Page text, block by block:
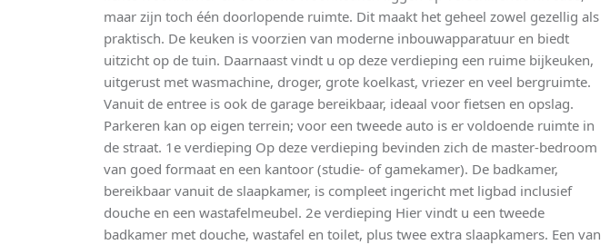
maar zijn toch één doorlopende ruimte. Dit maakt het geheel zowel gezellig als
praktisch. De keuken is voorzien van moderne inbouwapparatuur en biedt
uitzicht op de tuin. Daarnaast vindt u op deze verdieping een ruime bijkeuken,
uitgerust met wasmachine, droger, grote koelkast, vriezer en veel bergruimte.
Vanuit de entree is ook de garage bereikbaar, ideaal voor fietsen en opslag.
Parkeren kan op eigen terrein; voor een tweede auto is er voldoende ruimte in
de straat. 1e verdieping Op deze verdieping bevinden zich de master-bedroom
van goed formaat en een kantoor (studie- of gamekamer). De badkamer,
bereikbaar vanuit de slaapkamer, is compleet ingericht met ligbad inclusief
douche en een wastafelmeubel. 2e verdieping Hier vindt u een tweede
badkamer met douche, wastafel en toilet, plus twee extra slaapkamers. Een van